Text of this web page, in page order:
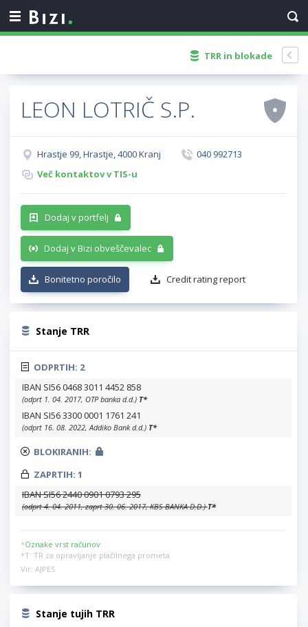
TRR in blokade
LEON LOTRIČ S.P.
Hrastje 99, Hrastje, 4000 Kranj
040 992713
Več kontaktov v TIS-u
Dodaj v portfelj
Dodaj v Bizi obveščevalec
Bonitetno poročilo Credit rating report
Stanje TRR
ODPRTIH: 2
IBAN SI56 0468 3011 4452 858
(odprt 1. 04. 2017, OTP banka d.d.) T*
IBAN SI56 3300 0001 1761 241
(odprt 16. 08. 2022, Addiko Bank d.d.) T*
BLOKIRANIH:
ZAPRTIH: 1
IBAN SI56 2440 0901 0793 295
(odprt 4. 04. 2011, zaprt 30. 06. 2017, KBS BANKA D.D.)T*
*Oznake vrst računov:
*T: TR za opravljanje plačilnega prometa
Vir: AJPES
Stanje tujih TRR